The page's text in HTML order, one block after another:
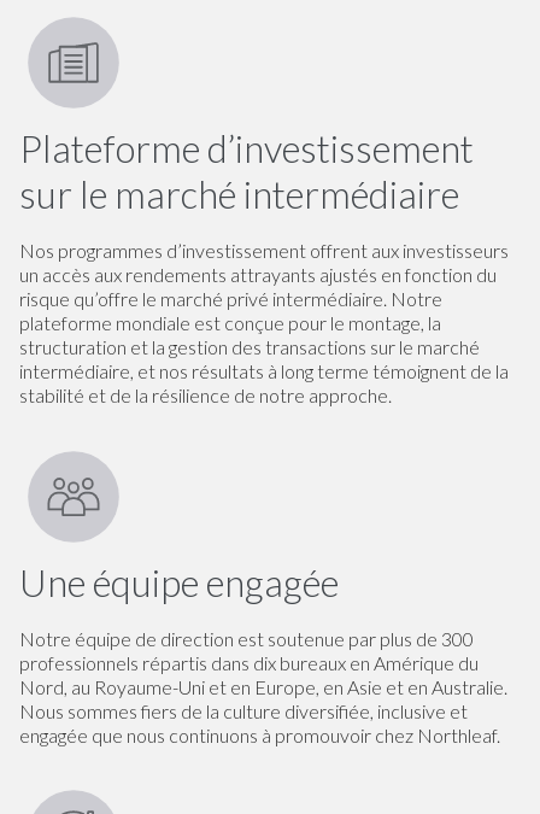
Plateforme d’investissement
sur le marché intermédiaire
Nos programmes d’investissement offrent aux investisseurs
un accès aux rendements attrayants ajustés en fonction du
risque qu’offre le marché privé intermédiaire. Notre
plateforme mondiale est conçue pour le montage, la
structuration et la gestion des transactions sur le marché
intermédiaire, et nos résultats à long terme témoignent de la
stabilité et de la résilience de notre approche.
Une équipe engagée
Notre équipe de direction est soutenue par plus de 300
professionnels répartis dans dix bureaux en Amérique du
Nord, au Royaume-Uni et en Europe, en Asie et en Australie.
Nous sommes fiers de la culture diversifiée, inclusive et
engagée que nous continuons à promouvoir chez Northleaf.